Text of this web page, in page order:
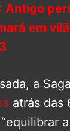
Antigo
em
a
atrás das